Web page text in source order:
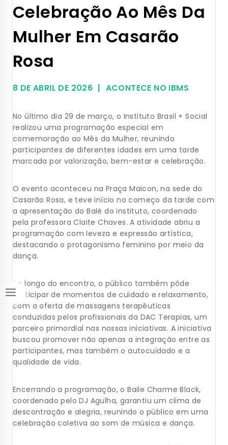
Celebração Ao Mês Da
Mulher Em Casarão
Rosa
8 DE ABRIL DE 2026 ACONTECE NO IBMS
No último dia 29 de março, o Instituto Brasil + Social
realizou uma programação especial em
comemoração ao Mês da Mulher, reunindo
participantes de diferentes idades em uma tarde
marcada por valorização, bem-estar e celebração.
O evento aconteceu na Praça Maicon, na sede do
Casarão Rosa, e teve início no começo da tarde com
a apresentação do Balé do instituto, coordenado
pela professora Claite Chaves. A atividade abriu a
programação com leveza e expressão artística,
destacando o protagonismo feminino por meio da
dança.
Ao longo do encontro, o público também pôde
participar de momentos de cuidado e relaxamento,
com a oferta de massagens terapêuticas
conduzidas pelos profissionais da DAC Terapias, um
parceiro primordial nas nossas iniciativas. A iniciativa
buscou promover não apenas a integração entre as
participantes, mas também o autocuidado e a
qualidade de vida.
Encerrando a programação, o Baile Charme Black,
coordenado pelo DJ Agulha, garantiu um clima de
descontração e alegria, reunindo o público em uma
celebração coletiva ao som de música e dança.